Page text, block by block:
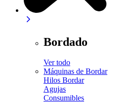
Bordado
Ver todo
Máquinas de Bordar
Hilos Bordar
Agujas
Consumibles